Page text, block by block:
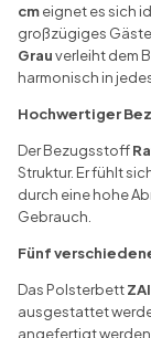
cmeignet es sich
großzügiges
Grauverleiht dem
harmonisch in
Hochwertiger
Der Bezugsstoff
Struktur. Er fühlt
durch eine hohe
Gebrauch.
Fünf
Das Polsterbett
ausgestattet
angefertigt